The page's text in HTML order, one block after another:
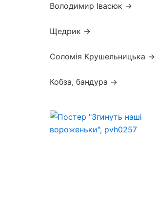
Володимир Івасюк →
Щедрик →
Соломія Крушельницька →
Кобза, бандура →